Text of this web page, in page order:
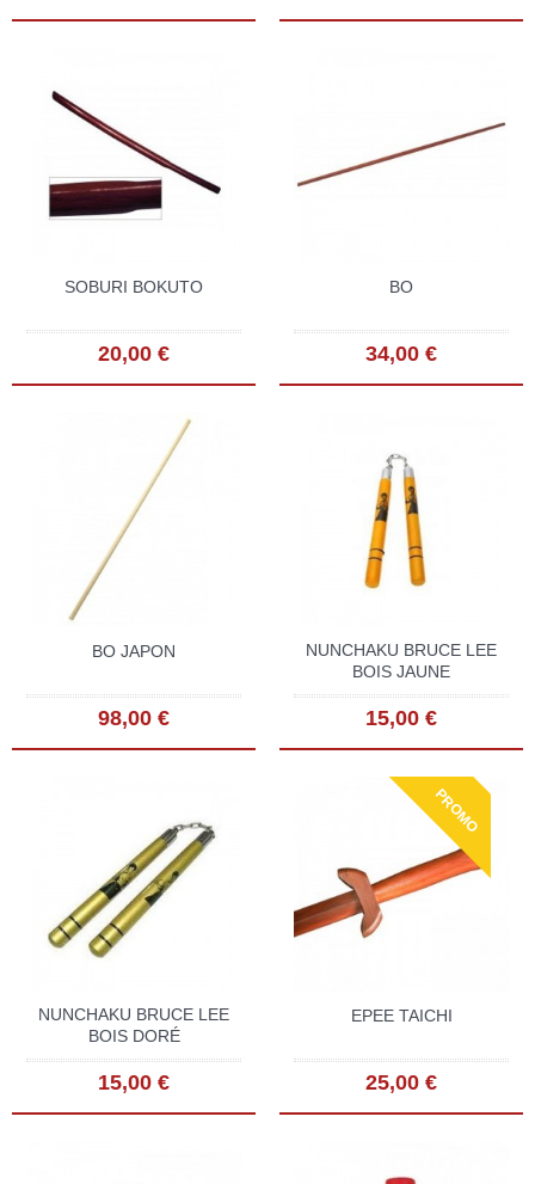
SOBURI BOKUTO
20,00 €
BO
34,00 €
BO JAPON
98,00 €
NUNCHAKU BRUCE LEE
BOIS JAUNE
15,00 €
NUNCHAKU BRUCE LEE
BOIS DORÉ
15,00 €
PROMO
EPEE TAICHI
25,00 €